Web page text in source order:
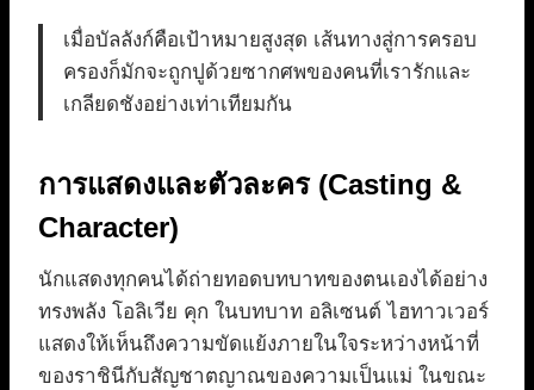
เมื่อบัลลังก์คือเป้าหมายสูงสุด เส้นทางสู่การครอบ
ครองก็มักจะถูกปูด้วยซากศพของคนที่เรารักและ
เกลียดชังอย่างเท่าเทียมกัน
การแสดงและตัวละคร (Casting &
Character)
นักแสดงทุกคนได้ถ่ายทอดบทบาทของตนเองได้อย่าง
ทรงพลัง โอลิเวีย คุก ในบทบาท อลิเซนต์ ไฮทาวเวอร์
แสดงให้เห็นถึงความขัดแย้งภายในใจระหว่างหน้าที่
ของราชินีกับสัญชาตญาณของความเป็นแม่ ในขณะ